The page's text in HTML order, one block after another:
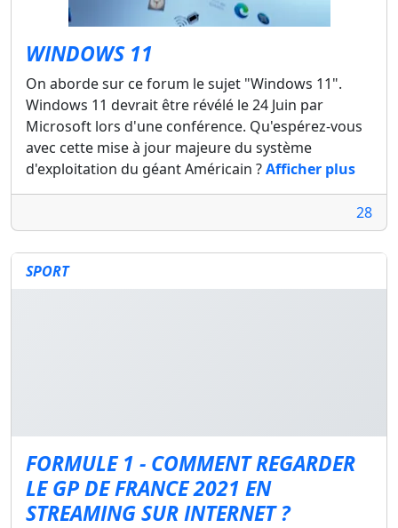
WINDOWS 11
On aborde sur ce forum le sujet "Windows 11".
Windows 11 devrait être révélé le 24 Juin par
Microsoft lors d'une conférence. Qu'espérez-vous
avec cette mise à jour majeure du système
d'exploitation du géant Américain ?Afficher plus
28
SPORT
FORMULE 1 - COMMENT REGARDER
LE GP DE FRANCE 2021 EN
STREAMING SUR INTERNET ?